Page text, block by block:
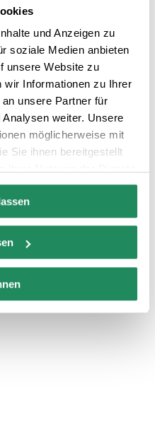
und Anzeigen zu
soziale Medien anbieten
unsere Website zu
wir Informationen zu Ihrer
unsere Partner für
weiter. Unsere
möglicherweise mit
Sie ihnen bereitgestellt